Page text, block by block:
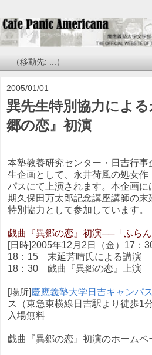
2005/01/01
巽先生特別協力によ
郷の恋』初演
本塾教養研究センター・日吉行
生企画として、永井荷風の処女
パスにて上演されます。本企画
期久保田万太郎記念講座講師の
特別協力として参加しています。
戯曲『異郷の恋』初演──「ふら
[日時]2005年12月2日（金）17
18：15 末延芳晴氏による講演
18：30 戯曲『異郷の恋』上演
[場所] 慶應義塾大学日吉キャンパス
ス（東急東横線日吉駅より徒歩1分
入場無料
戯曲『異郷の恋』初演のホームペ